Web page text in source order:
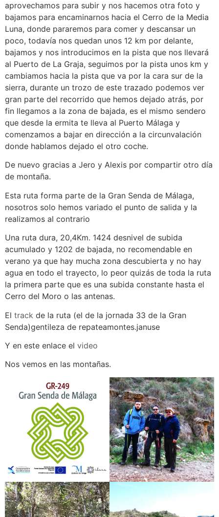
aprovechamos para subir y nos hacemos otra foto y
bajamos para encaminarnos hacia el Cerro de la Media
Luna, donde pararemos para comer y descansar un
poco, todavía nos quedan unos 12 km por delante,
bajamos y nos introducimos en la pista que nos llevará
al Puerto de La Graja, seguimos por la pista unos km y
cambiamos hacia la pista que va por la cara sur de la
sierra, durante un trozo de este trazado podemos ver
gran parte del recorrido que hemos dejado atrás, por
fin llegamos a la zona de bajada, es el mismo sendero
que desde la ermita te lleva al Puerto Málaga y
comenzamos a bajar en dirección a la circunvalación
donde hablamos dejado el otro coche.
De nuevo gracias a Jero y Alexis por compartir otro día
de montaña.
Esta ruta forma parte de la Gran Senda de Málaga,
nosotros solo hemos variado el punto de salida y la
realizamos al contrario
Una ruta dura, 20,4Km. 1424 desnivel de subida
acumulado y 1202 de bajada, no recomendable en
verano ya que hay mucha zona descubierta y no hay
agua en todo el trayecto, lo peor quizás de toda la ruta
la primera parte que es una subida constante hasta el
Cerro del Moro o las antenas.
El track de la ruta (el de la jornada 33 de la Gran
Senda)gentileza de repateamontes.januse
Y en este enlace el video
Nos vemos en las montañas.